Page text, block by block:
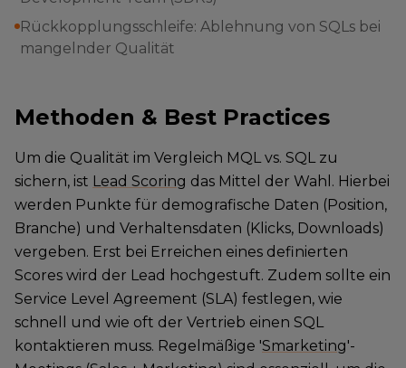
Rückkopplungsschleife: Ablehnung von SQLs bei
mangelnder Qualität
Methoden & Best Practices
Um die Qualität im Vergleich MQL vs. SQL zu
sichern, ist Lead Scoring das Mittel der Wahl. Hierbei
werden Punkte für demografische Daten (Position,
Branche) und Verhaltensdaten (Klicks, Downloads)
vergeben. Erst bei Erreichen eines definierten
Scores wird der Lead hochgestuft. Zudem sollte ein
Service Level Agreement (SLA) festlegen, wie
schnell und wie oft der Vertrieb einen SQL
kontaktieren muss. Regelmäßige 'Smarketing'-